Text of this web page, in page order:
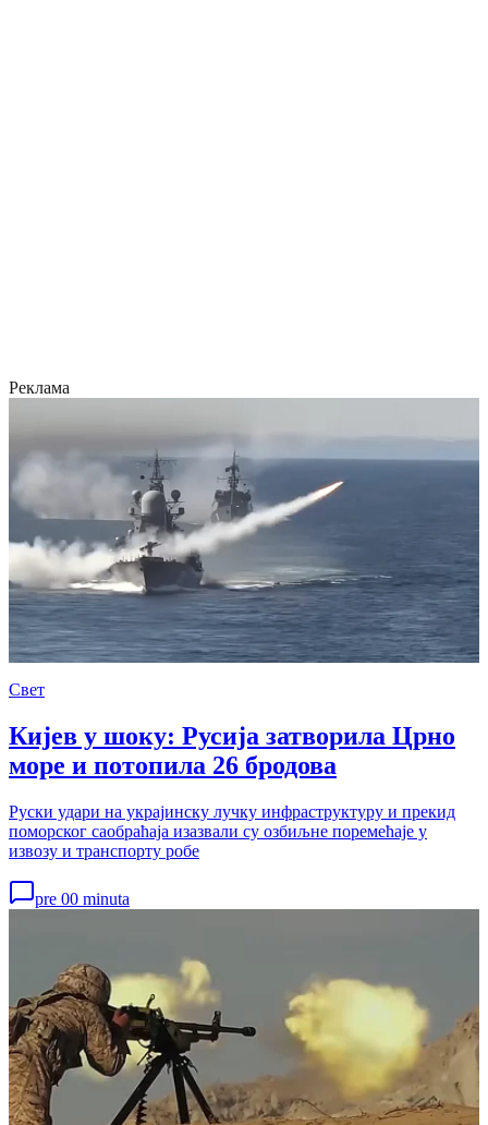
Реклама
Свет
Кијев у шоку: Русија затворила Црно
море и потопила 26 бродова
Руски удари на украјинску лучку инфраструктуру и прекид
поморског саобраћаја изазвали су озбиљне поремећаје у
извозу и транспорту робе
pre 00 minuta